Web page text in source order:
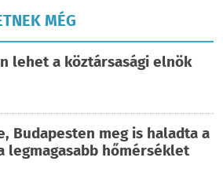
MÉG
lehet a köztársasági elnök
Budapesten meg is haladta a
legmagasabb hőmérséklet